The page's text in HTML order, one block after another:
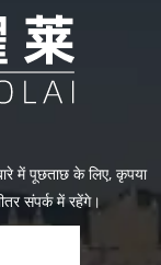
में पूछताछ के लिए, कृपया
संपर्क में रहेंगे।